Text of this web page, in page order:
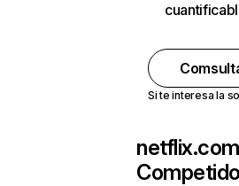
Si te interesa la
netflix.com